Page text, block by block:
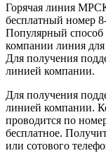
Горячая линия
бесплатный номер
Популярный способ
компании линия для
Для получения
линией компании.
Для получения
линией компании.
проводится по
бесплатное.
или сотового